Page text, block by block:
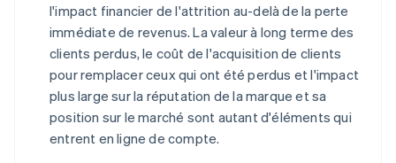
l'impact financier de l'attrition au-delà de la perte
immédiate de revenus. La valeur à long terme des
clients perdus, le coût de l'acquisition de clients
pour remplacer ceux qui ont été perdus et l'impact
plus large sur la réputation de la marque et sa
position sur le marché sont autant d'éléments qui
entrent en ligne de compte.